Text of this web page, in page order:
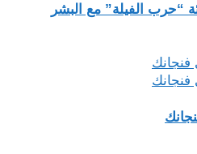
“حرب الفيلة” مع البشر